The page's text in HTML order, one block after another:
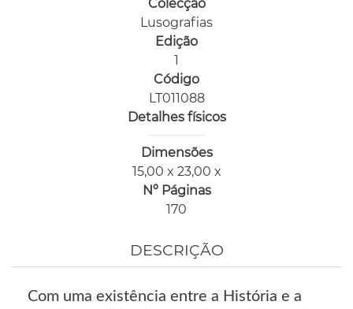
Colecção
Lusografias
Edição
1
Código
LT011088
Detalhes físicos
Dimensões
15,00 x 23,00 x
Nº Páginas
170
DESCRIÇÃO
Com uma existência entre a História e a